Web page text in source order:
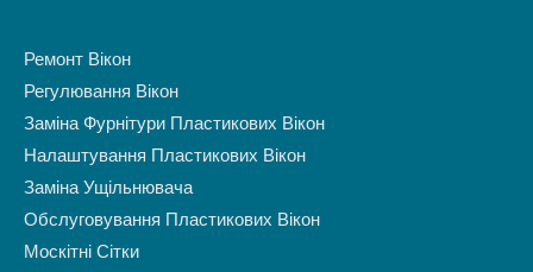
Ремонт Вікон
Регулювання Вікон
Заміна Фурнітури Пластикових Вікон
Налаштування Пластикових Вікон
Заміна Ущільнювача
Обслуговування Пластикових Вікон
Москітні Сітки